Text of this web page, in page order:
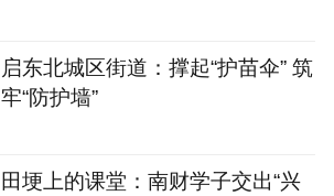
启东北城区街道：撑起“护苗伞” 筑
牢“防护墙”
田埂上的课堂：南财学子交出“兴